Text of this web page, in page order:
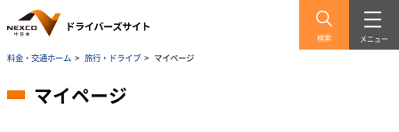
検索 メニュー
料金・交通ホーム > 旅行・ドライブ > マイページ
マイページ